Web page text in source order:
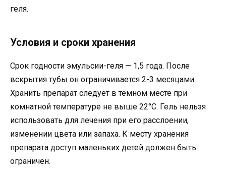
геля.
Условия и сроки хранения
Срок годности эмульсии-геля — 1,5 года. После
вскрытия тубы он ограничивается 2-3 месяцами.
Хранить препарат следует в темном месте при
комнатной температуре не выше 22°C. Гель нельзя
использовать для лечения при его расслоении,
изменении цвета или запаха. К месту хранения
препарата доступ маленьких детей должен быть
ограничен.